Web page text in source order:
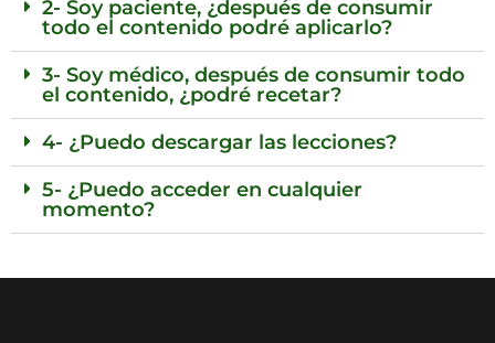
2- Soy paciente, ¿después de consumir
todo el contenido podré aplicarlo?
3- Soy médico, después de consumir todo
el contenido, ¿podré recetar?
4- ¿Puedo descargar las lecciones?
5- ¿Puedo acceder en cualquier
momento?